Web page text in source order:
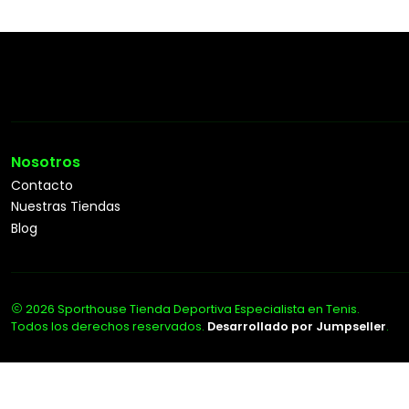
Nosotros
Contacto
Nuestras Tiendas
Blog
2026 Sporthouse Tienda Deportiva Especialista en Tenis.
Todos los derechos reservados. Desarrollado por Jumpseller.